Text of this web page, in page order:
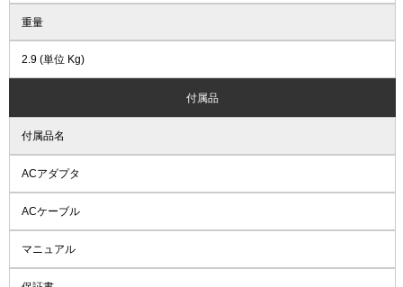
重量
2.9 (単位 Kg)
付属品
付属品名
ACアダプタ
ACケーブル
マニュアル